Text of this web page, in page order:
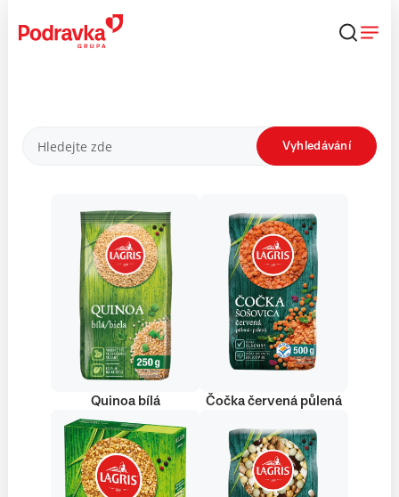
obsahu
Produkty Vyhledávání
Quinoa bílá Čočka červená půlená